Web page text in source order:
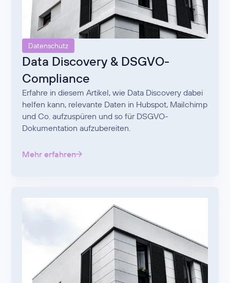
Datenschutz
Data Discovery & DSGVO-
Compliance
Erfahre in diesem Artikel, wie Data Discovery dabei
helfen kann, relevante Daten in Hubspot, Mailchimp
und Co. aufzuspüren und so für DSGVO-
Dokumentation aufzubereiten.
Mehr erfahren